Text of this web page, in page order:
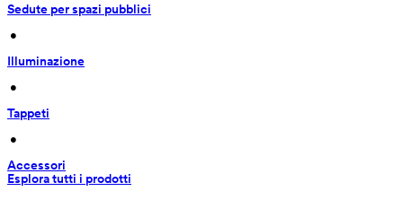
Sedute per spazi pubblici
•
Illuminazione
•
Tappeti
•
Accessori
Esplora tutti i prodotti